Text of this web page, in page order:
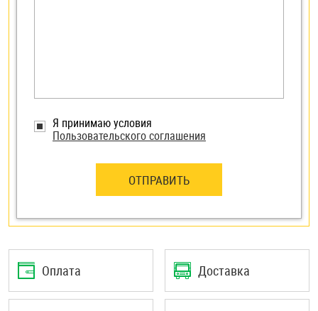
Я принимаю условия
Пользовательского соглашения
ОТПРАВИТЬ
Оплата Доставка